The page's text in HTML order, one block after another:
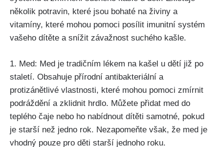
několik ⁣potravin,‍ které jsou bohaté na živiny a
vitamíny, které mohou ‌pomoci‌ posílit imunitní systém
vašeho dítěte a snížit závažnost suchého kašle.
1.⁤ Med:‍ Med je tradičním lékem na‍ kašel u dětí již po⁢
staletí. Obsahuje přírodní antibakteriální a
‌protizánětlivé ⁢vlastnosti, které mohou pomoci zmírnit
podráždění ⁤a zklidnit‍ hrdlo. Můžete‍ přidat med⁣ do ​
teplého čaje⁣ nebo ho nabídnout dítěti samotné, pokud
‌je starší​ než jedno rok. Nezapomeňte však, že‍ med je
⁣vhodný pouze pro děti starší jednoho roku.